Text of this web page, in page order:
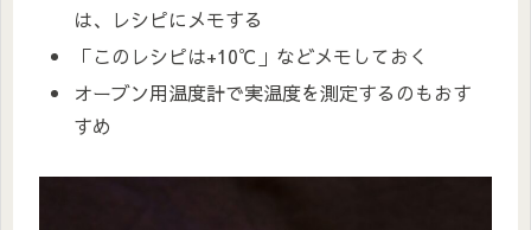
は、レシピにメモする
「このレシピは+10℃」などメモしておく
オーブン用温度計で実温度を測定するのもおす
すめ